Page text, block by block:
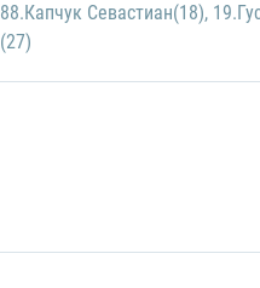
88.Капчук Севастиан(18),
(27)